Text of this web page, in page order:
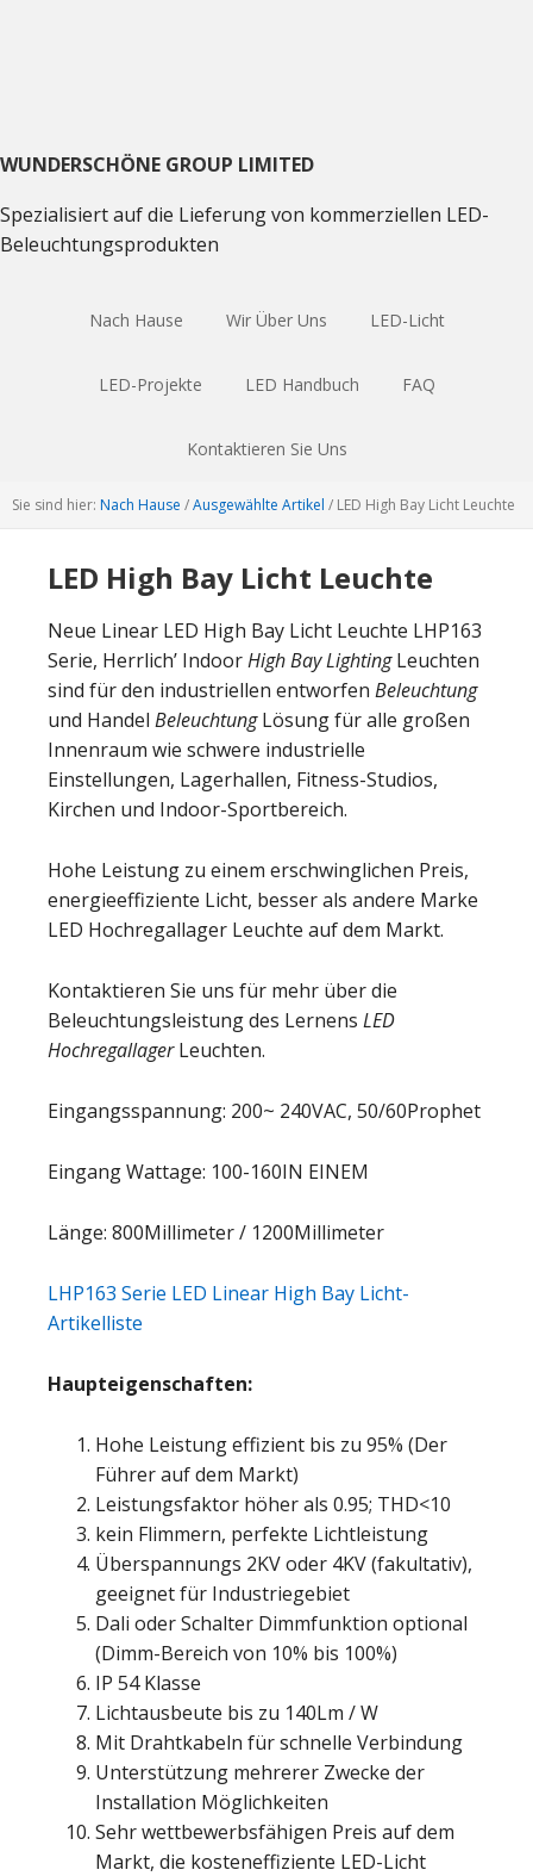
WUNDERSCHÖNE GROUP LIMITED
Spezialisiert auf die Lieferung von kommerziellen LED-
Beleuchtungsprodukten
Nach Hause Wir Über Uns LED-Licht
LED-Projekte LED Handbuch FAQ
Kontaktieren Sie Uns
Sie sind hier: Nach Hause /Ausgewählte Artikel / LED High Bay Licht Leuchte
LED High Bay Licht Leuchte
Neue Linear LED High Bay Licht Leuchte LHP163
Serie, Herrlich’ IndoorHigh Bay LightingLeuchten
sind für den industriellen entworfen Beleuchtung
und Handel BeleuchtungLösung für alle großen
Innenraum wie schwere industrielle
Einstellungen, Lagerhallen, Fitness-Studios,
Kirchen und Indoor-Sportbereich.
Hohe Leistung zu einem erschwinglichen Preis,
energieeffiziente Licht, besser als andere Marke
LED Hochregallager Leuchte auf dem Markt.
Kontaktieren Sie uns für mehr über die
Beleuchtungsleistung des Lernens LED
HochregallagerLeuchten.
Eingangsspannung: 200~ 240VAC, 50/60Prophet
Eingang Wattage: 100-160IN EINEM
Länge: 800Millimeter / 1200Millimeter
LHP163 Serie LED Linear High Bay Licht-
Artikelliste
Haupteigenschaften:
Hohe Leistung effizient bis zu 95% (Der
Führer auf dem Markt)
Leistungsfaktor höher als 0.95; THD<10
kein Flimmern, perfekte Lichtleistung
Überspannungs 2KV oder 4KV (fakultativ),
geeignet für Industriegebiet
Dali oder Schalter Dimmfunktion optional
(Dimm-Bereich von 10% bis 100%)
IP 54 Klasse
Lichtausbeute bis zu 140Lm / W
Mit Drahtkabeln für schnelle Verbindung
Unterstützung mehrerer Zwecke der
Installation Möglichkeiten
Sehr wettbewerbsfähigen Preis auf dem
Markt, die kosteneffiziente LED-Licht